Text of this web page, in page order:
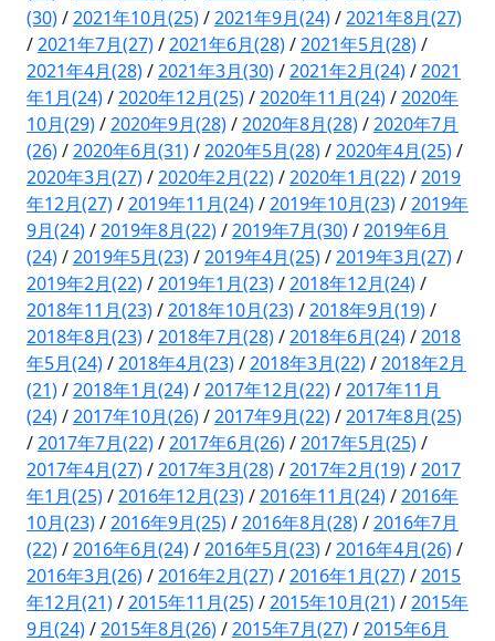
(30)/2021年10月(25)/2021年9月(24)/2021年8月(27)
/2021年7月(27)/2021年6月(28)/2021年5月(28)/
2021年4月(28)/2021年3月(30)/2021年2月(24)/2021
年1月(24)/2020年12月(25)/2020年11月(24)/2020年
10月(29)/2020年9月(28)/2020年8月(28)/2020年7月
(26)/2020年6月(31)/2020年5月(28)/2020年4月(25)/
2020年3月(27)/2020年2月(22)/2020年1月(22)/2019
年12月(27)/2019年11月(24)/2019年10月(23)/2019年
9月(24)/2019年8月(22)/2019年7月(30)/2019年6月
(24)/2019年5月(23)/2019年4月(25)/2019年3月(27)/
2019年2月(22)/2019年1月(23)/2018年12月(24)/
2018年11月(23)/2018年10月(23)/2018年9月(19)/
2018年8月(23)/2018年7月(28)/2018年6月(24)/2018
年5月(24)/2018年4月(23)/2018年3月(22)/2018年2月
(21)/2018年1月(24)/2017年12月(22)/2017年11月
(24)/2017年10月(26)/2017年9月(22)/2017年8月(25)
/2017年7月(22)/2017年6月(26)/2017年5月(25)/
2017年4月(27)/2017年3月(28)/2017年2月(19)/2017
年1月(25)/2016年12月(23)/2016年11月(24)/2016年
10月(23)/2016年9月(25)/2016年8月(28)/2016年7月
(22)/2016年6月(24)/2016年5月(23)/2016年4月(26)/
2016年3月(26)/2016年2月(27)/2016年1月(27)/2015
年12月(21)/2015年11月(25)/2015年10月(21)/2015年
9月(24)/2015年8月(26)/2015年7月(27)/2015年6月